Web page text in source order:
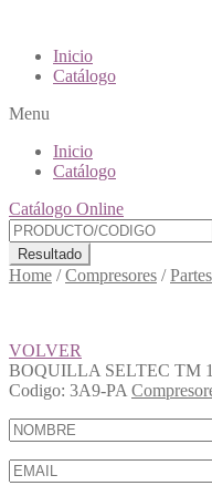
Inicio
Catálogo
Menu
Inicio
Catálogo
Catálogo Online
Resultado
Home /Compresores /
VOLVER
BOQUILLA SELTEC TM
Codigo: 3A9-PA